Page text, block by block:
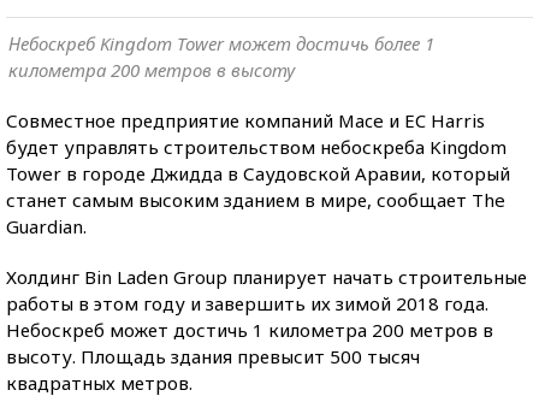
Небоскреб Kingdom Tower может достичь более 1
километра 200 метров в высоту
Совместное предприятие компаний Mace и EC Harris
будет управлять строительством небоскреба Kingdom
Tower в городе Джидда в Саудовской Аравии, который
станет самым высоким зданием в мире, сообщает The
Guardian.
Холдинг Bin Laden Group планирует начать строительные
работы в этом году и завершить их зимой 2018 года.
Небоскреб может достичь 1 километра 200 метров в
высоту. Площадь здания превысит 500 тысяч
квадратных метров.